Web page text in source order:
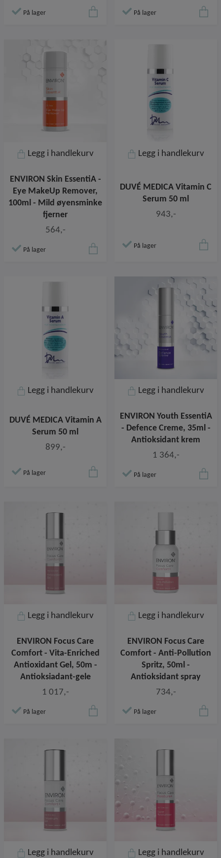
På lager På lager
Legg i handlekurv
ENVIRON Skin EssentiA -
Eye MakeUp Remover,
100ml - Mild øyensminke
fjerner
564,-
På lager
Legg i handlekurv
DUVÉ MEDICA Vitamin C
Serum 50 ml
943,-
På lager
Legg i handlekurv
DUVÉ MEDICA Vitamin A
Serum 50 ml
899,-
På lager
Legg i handlekurv
ENVIRON Youth EssentiA
- Defence Creme, 35ml -
Antioksidant krem
1 364,-
På lager
Legg i handlekurv
ENVIRON Focus Care
Comfort - Vita-Enriched
Antioxidant Gel, 50m -
Antioksiadant-gele
1 017,-
På lager
Legg i handlekurv
ENVIRON Focus Care
Comfort - Anti-Pollution
Spritz, 50ml -
Antioksidant spray
734,-
På lager
Legg i handlekurv Legg i handlekurv